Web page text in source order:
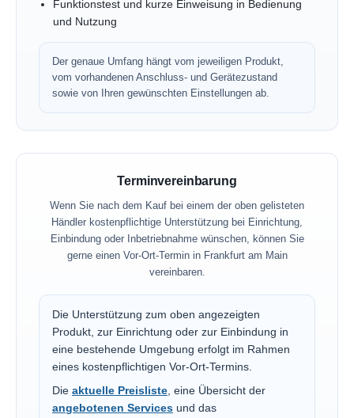
Funktionstest und kurze Einweisung in Bedienung
und Nutzung
Der genaue Umfang hängt vom jeweiligen Produkt,
vom vorhandenen Anschluss- und Gerätezustand
sowie von Ihren gewünschten Einstellungen ab.
Terminvereinbarung
Wenn Sie nach dem Kauf bei einem der oben gelisteten
Händler kostenpflichtige Unterstützung bei Einrichtung,
Einbindung oder Inbetriebnahme wünschen, können Sie
gerne einen Vor-Ort-Termin in Frankfurt am Main
vereinbaren.
Die Unterstützung zum oben angezeigten
Produkt, zur Einrichtung oder zur Einbindung in
eine bestehende Umgebung erfolgt im Rahmen
eines kostenpflichtigen Vor-Ort-Termins.
Die aktuelle Preisliste , eine Übersicht der
angebotenen Services und das